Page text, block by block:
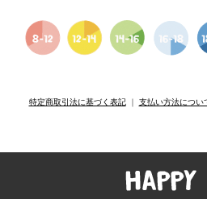
特定商取引法に基づく表記｜ 支払い方法につい